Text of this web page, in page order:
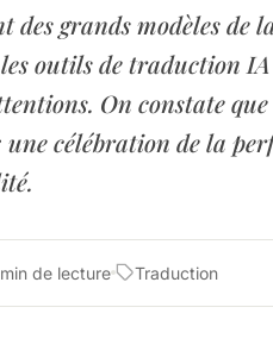
des grands modèles de
outils de traduction
On constate
une célébration de la
de lecture Traduction